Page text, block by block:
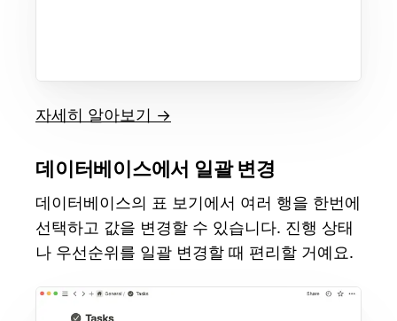
자세히 알아보기 →
데이터베이스에서 일괄 변경
데이터베이스의 표 보기에서 여러 행을 한번에
선택하고 값을 변경할 수 있습니다. 진행 상태
나 우선순위를 일괄 변경할 때 편리할 거예요.